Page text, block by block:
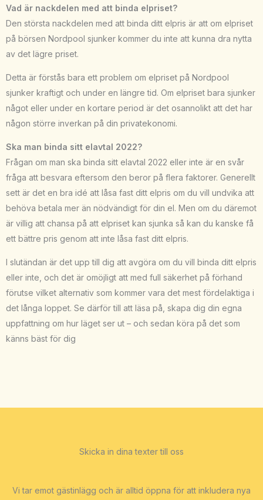
Vad är nackdelen med att binda elpriset?
Den största nackdelen med att binda ditt elpris är att om elpriset
på börsen Nordpool sjunker kommer du inte att kunna dra nytta
av det lägre priset.
Detta är förstås bara ett problem om elpriset på Nordpool
sjunker kraftigt och under en längre tid. Om elpriset bara sjunker
något eller under en kortare period är det osannolikt att det har
någon större inverkan på din privatekonomi.
Ska man binda sitt elavtal 2022?
Frågan om man ska binda sitt elavtal 2022 eller inte är en svår
fråga att besvara eftersom den beror på flera faktorer. Generellt
sett är det en bra idé att låsa fast ditt elpris om du vill undvika att
behöva betala mer än nödvändigt för din el. Men om du däremot
är villig att chansa på att elpriset kan sjunka så kan du kanske få
ett bättre pris genom att inte låsa fast ditt elpris.
I slutändan är det upp till dig att avgöra om du vill binda ditt elpris
eller inte, och det är omöjligt att med full säkerhet på förhand
förutse vilket alternativ som kommer vara det mest fördelaktiga i
det långa loppet. Se därför till att läsa på, skapa dig din egna
uppfattning om hur läget ser ut – och sedan köra på det som
känns bäst för dig
Skicka in dina texter till oss
Vi tar emot gästinlägg och är alltid öppna för att inkludera nya